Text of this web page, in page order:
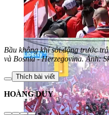
Bầu không khí sôi động trước
và Bosnia - Herzegovina. Ảnh:
Thích bài viết
HOÀNG DUY